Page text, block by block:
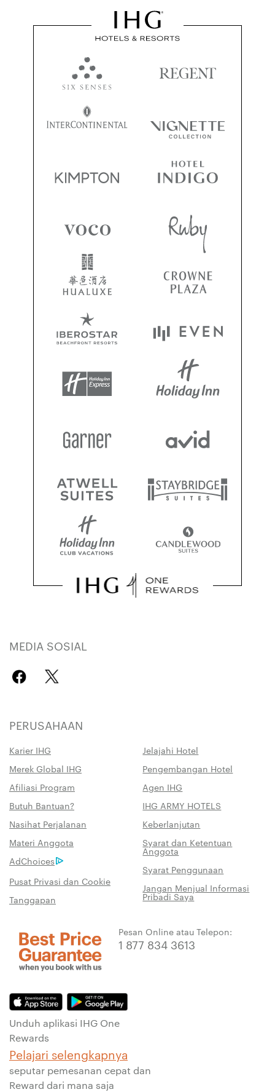
MEDIA SOSIAL
PERUSAHAAN
Karier IHG
Jelajahi Hotel
Merek Global IHG
Pengembangan Hotel
Afiliasi Program
Agen IHG
Butuh Bantuan?
IHG ARMY HOTELS
Nasihat Perjalanan
Keberlanjutan
Materi Anggota
Syarat dan Ketentuan
Anggota
AdChoices
Syarat Penggunaan
Pusat Privasi dan Cookie
Jangan Menjual Informasi
Pribadi Saya
Tanggapan
Pesan Online atau Telepon:
1 877 834 3613
Unduh aplikasi IHG One
Rewards
Pelajari selengkapnya
seputar pemesanan cepat dan
Reward dari mana saja